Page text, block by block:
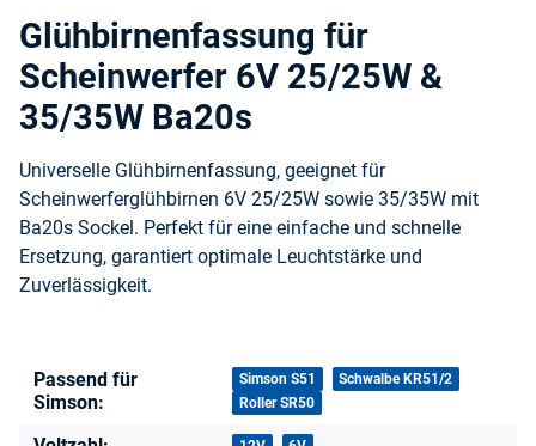
Glühbirnenfassung für
Scheinwerfer 6V 25/25W &
35/35W Ba20s
Universelle Glühbirnenfassung, geeignet für
Scheinwerferglühbirnen 6V 25/25W sowie 35/35W mit
Ba20s Sockel. Perfekt für eine einfache und schnelle
Ersetzung, garantiert optimale Leuchtstärke und
Zuverlässigkeit.
Produkteigenschaft
Wert
Passend für
Simson:
Simson S51
Schwalbe KR51/2
Roller SR50